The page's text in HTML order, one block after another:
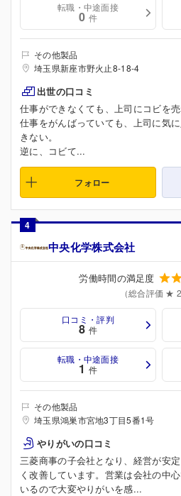
転職・中途面接
0 件
その他製品
埼玉県新座市野火止8-18-4
出世の口コミ
仕事ができなくても、上司にコビを売
仕事をがんばっていても、上司に気
きない。
逆に、コビて...
フォロー
4
中央化学株式会社
労働時間の満足度
（総合評価 ★
口コミ・評判
8 件
転職・中途面接
1 件
その他製品
埼玉県鴻巣市宮地3丁目5番1号
やりがいの口コミ
三菱商事の子会社となり、経営が安
く改善しています。営業は会社の中
いるので大変やりがいを感...